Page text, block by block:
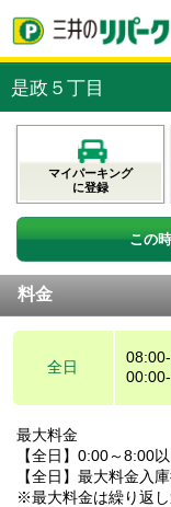
是政５丁目
マイパーキング
に登録
この
料金
全日
最大料金
【全日】0:00～8:00
【全日】最大料金入
※最大料金は繰り返し